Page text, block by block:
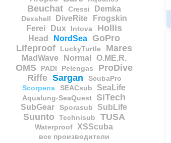
Beuchat Cressi Demka
Dexshell DiveRite
Frogskin
Ferei
Dux Intova Hollis
Head NordSea
GoPro
Lifeproof
LuckyTurtle Mares
MadWave Normal O.ME.R.
OMS PADI Pelengas
ProDive
Riffe Sargan
ScubaPro
Scorpena
SEACsub SeaLife
Aqualung-SeaQuest SiTech
SubGear Sporasub SubLife
Suunto Technisub TUSA
Waterproof XSScuba
все производители